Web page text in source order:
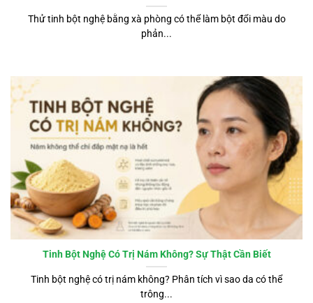
Thử tinh bột nghệ bằng xà phòng có thể làm bột đổi màu do
phản...
Tinh Bột Nghệ Có Trị Nám Không? Sự Thật Cần Biết
Tinh bột nghệ có trị nám không? Phân tích vì sao da có thể
trông...